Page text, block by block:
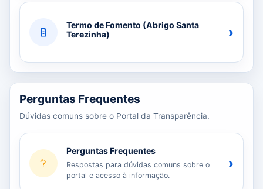
Termo de Fomento (Abrigo Santa
Terezinha)
›
Perguntas Frequentes
Dúvidas comuns sobre o Portal da Transparência.
Perguntas Frequentes
Respostas para dúvidas comuns sobre o
portal e acesso à informação.
›